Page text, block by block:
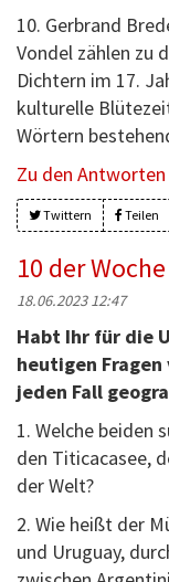
10. Gerbrand
Vondel zählen zu
Dichtern im 17.
kulturelle
Wörtern
Zu den Antworten
Twittern Teilen
10 der
18.06.2023 12:47
Habt Ihr für die
heutigen Fragen
jeden Fall
1. Welche beiden
den Titicacasee,
der Welt?
2. Wie heißt der
und Uruguay,